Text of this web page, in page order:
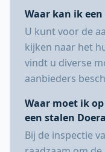
Waar kan ik
U kunt voor de
kijken naar het
vindt u diverse
aanbieders
Waar moet ik
een stalen
Bij de inspectie